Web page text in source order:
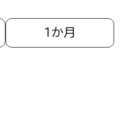
1か月